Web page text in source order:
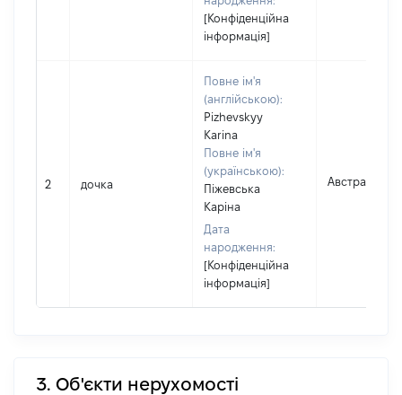
[Конфіденційна
інформація]
2 дочка
Повне ім'я
(англійською):
Pizhevskyy
Karina
Повне ім'я
(українською):
Піжевська
Каріна
Дата
народження:
[Конфіденційна
інформація]
Австралія
3. Об'єкти нерухомості